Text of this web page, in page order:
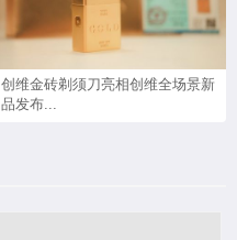
创维金砖剃须刀亮相创维全场景新
品发布...